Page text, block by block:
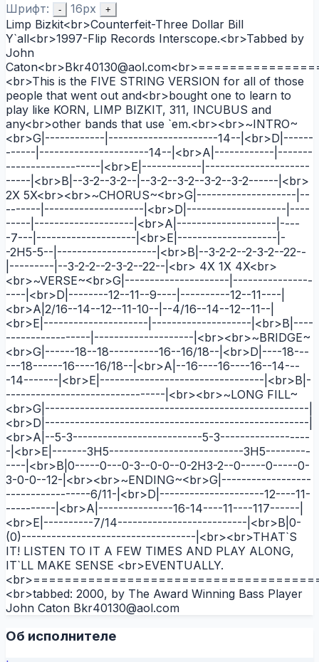
Шрифт: - 16px +
Limp Bizkit<br>Counterfeit-Three Dollar Bill
Y`all<br>1997-Flip Records Interscope.<br>Tabbed by
John
<br>This is the FIVE STRING VERSION for all of those
people that went out and<br>bought one to learn to
play like KORN, LIMP BIZKIT, 311, INCUBUS and
any<br>other bands that use `em.<br><br>~INTRO~
<br>G|------------|----------------------14--|<br>D|------
------|----------------------14--|<br>A|------------|-------
-------------------|<br>E|------------|---------------------
-----|<br>B|--3-2--3-2--|--3-2--3-2--3-2--3-2------|<br>
2X 5X<br><br>~CHORUS~<br>G|--------------------|--
-------|--------------------|<br>D|--------------------|----
-----|--------------------|<br>A|--------------------|----
-7---|--------------------|<br>E|--------------------|-
-2H5-5--|--------------------|<br>B|--3-2-2--2-3-2--22--
|---------|--3-2-2--2-3-2--22--|<br> 4X 1X 4X<br>
<br>~VERSE~<br>G|---------------------|----------------
----|<br>D|--------12--11--9----|----------12--11----|
<br>A|2/16--14--12--11-10--|--4/16--14--12--11--|
<br>E|---------------------|--------------------|<br>B|----
-----------------|--------------------|<br><br>~BRIDGE~
<br>G|------18--18----------16--16/18--|<br>D|----18---
---18------16----16/18--|<br>A|--16----16----16--14---
-14-------|<br>E|---------------------------------|<br>B|-
--------------------------------|<br><br>~LONG FILL~
<br>G|-----------------------------------------------------|
<br>D|-----------------------------------------------------|
<br>A|--5-3--------------------------5-3------------------
-|<br>E|-------3H5---------------------------3H5---------
----|<br>B|0-----0---0-3--0-0--0-2H3-2--0-----0-----0-
3-0-0--12-|<br><br>~ENDING~<br>G|------------------
-----------------6/11-|<br>D|---------------------12----11-
----------|<br>A|---------------16-14----11----117------|
<br>E|----------7/14--------------------------|<br>B|0-
(0)-----------------------------------|<br><br>THAT`S
IT! LISTEN TO IT A FEW TIMES AND PLAY ALONG,
IT`LL MAKE SENSE <br>EVENTUALLY.
<br>tabbed: 2000, by The Award Winning Bass Player
John Caton Bkr40130@aol.com
Об исполнителе